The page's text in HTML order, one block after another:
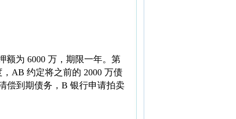
额为 6000 万，期限一年。第
AB 约定将之前的 2000 万债
偿到期债务，B 银行申请拍卖